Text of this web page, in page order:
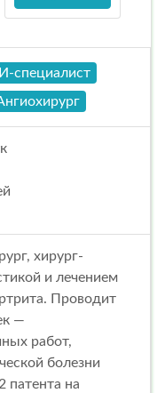
специалист
хирург-
и лечением
Проводит
—
работ,
болезни
патента на